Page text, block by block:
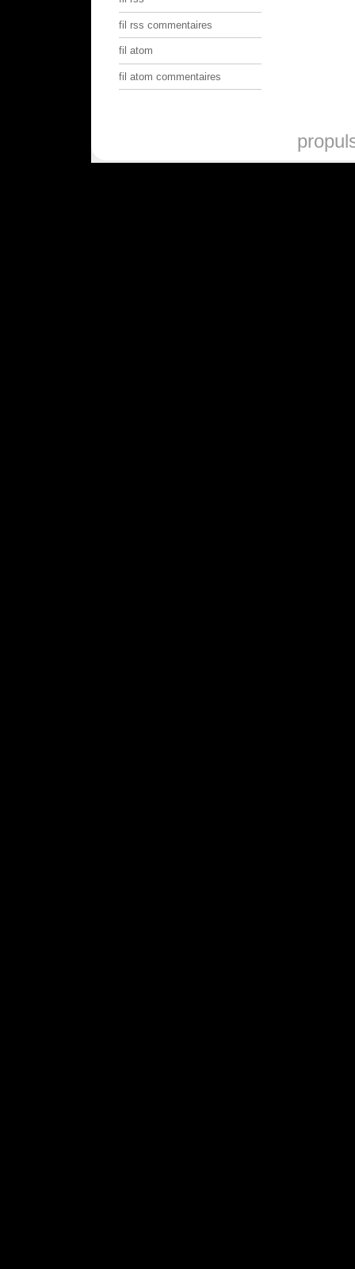
fil rss commentaires
fil atom
fil atom commentaires